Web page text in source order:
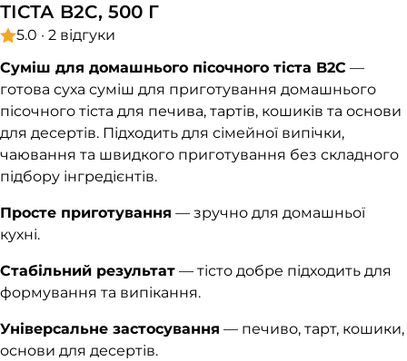
ТІСТА B2C, 500 Г
5.0 · 2 відгуки
Суміш для домашнього пісочного тіста B2C —
готова суха суміш для приготування домашнього
пісочного тіста для печива, тартів, кошиків та основи
для десертів. Підходить для сімейної випічки,
чаювання та швидкого приготування без складного
підбору інгредієнтів.
Просте приготування — зручно для домашньої
кухні.
Стабільний результат — тісто добре підходить для
формування та випікання.
Універсальне застосування — печиво, тарт, кошики,
основи для десертів.